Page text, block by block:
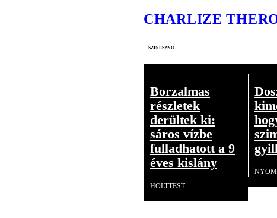
CHARLIZE
színésznő
Borzalmas
részletek
derültek ki:
sáros vízbe
fulladhatott a 9
éves kislány
HOLTTEST